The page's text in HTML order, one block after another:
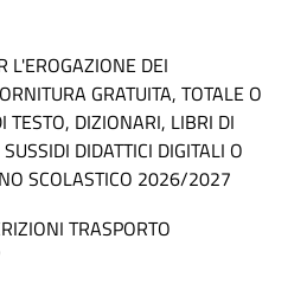
L'EROGAZIONE DEI
GRATUITA, TOTALE O
TESTO, DIZIONARI, LIBRI DI
DIDATTICI DIGITALI O
SCOLASTICO 2026/2027
TRASPORTO